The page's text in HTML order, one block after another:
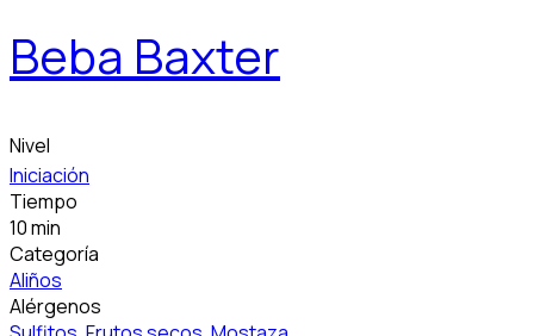
Beba Baxter
Nivel
Iniciación
Tiempo
10 min
Categoría
Aliños
Alérgenos